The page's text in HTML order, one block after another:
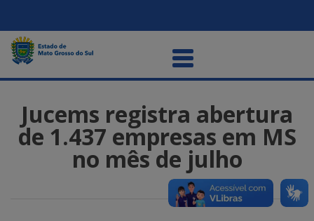
Jucems registra abertura
de 1.437 empresas em MS
no mês de julho